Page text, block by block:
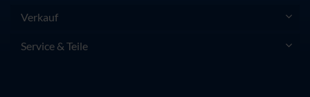
Verkauf
Service & Teile